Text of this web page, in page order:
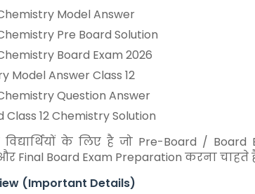
Model Answer
Pre Board Solution
Board Exam 2026
Model Answer Class 12
Question Answer
Class 12 Chemistry Solution
के लिए है जो Pre-Board /
Final Board Exam Preparation करना चाहते
(Important Details)